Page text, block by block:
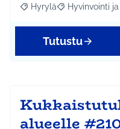
Rajaa tulokset aihepiirin
Hyrylä Rajaa tulokset
Hyvinvointi
Tutustu
alueelle